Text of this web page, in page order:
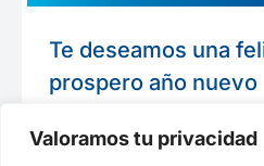
Valoramos tu privacidad
Te deseamos una
prospero año nuevo
Desde Escuela